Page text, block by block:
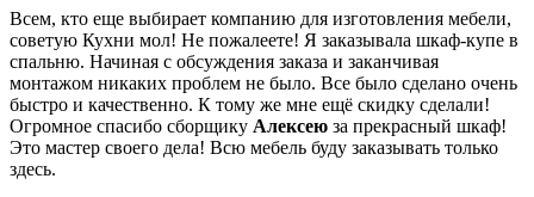
Всем, кто еще выбирает компанию для изготовления мебели,
советую Кухни мол! Не пожалеете! Я заказывала шкаф-купе в
спальню. Начиная с обсуждения заказа и заканчивая
монтажом никаких проблем не было. Все было сделано очень
быстро и качественно. К тому же мне ещё скидку сделали!
Огромное спасибо сборщику Алексею за прекрасный шкаф!
Это мастер своего дела! Всю мебель буду заказывать только
здесь.